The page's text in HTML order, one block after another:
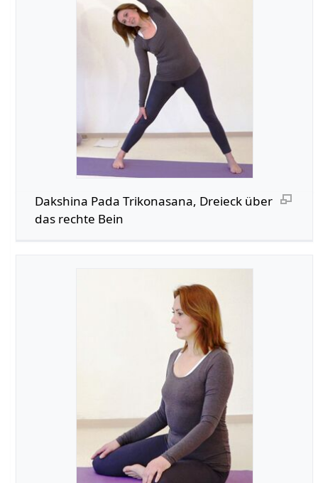
Dakshina Pada Trikonasana, Dreieck über
das rechte Bein